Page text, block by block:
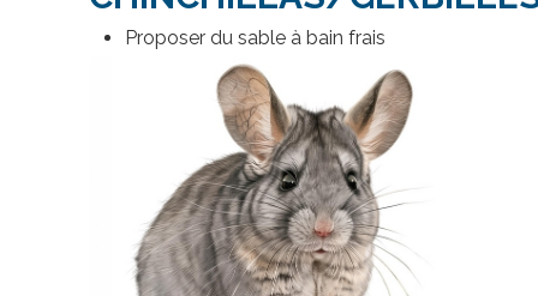
Proposer du sable à bain frais